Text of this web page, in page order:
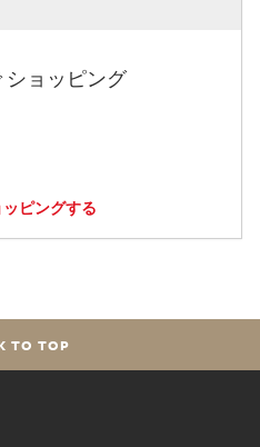
ショッピング
ピングする
TO TOP